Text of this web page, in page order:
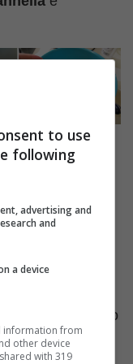
stesa
con la
fino al bordo
con un
to use
following
advertising and
and
a device
information from
other device
with 319